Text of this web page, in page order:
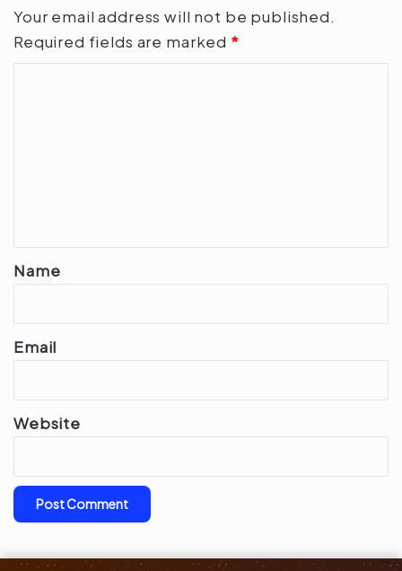
Your email address will not be published.
Required fields are marked *
*
Name
Email
Website